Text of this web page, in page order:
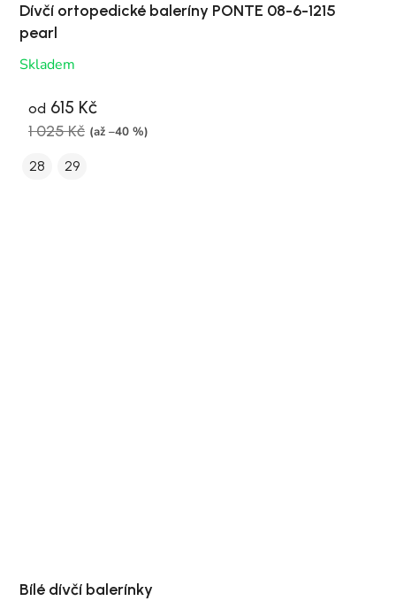
Dívčí ortopedické baleríny PONTE 08-6-1215
pearl
Skladem
od 615 Kč
1 025 Kč (až –40 %)
28 29
Bílé dívčí balerínky